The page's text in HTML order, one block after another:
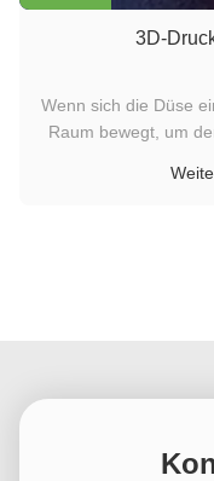
3D-
Wenn sich die Düse
Raum bewegt, um
an dem gedruckten